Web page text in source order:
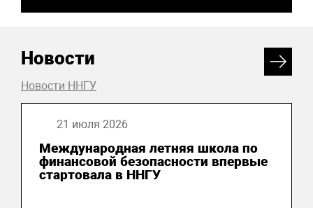
Новости
Новости ННГУ
21 июля 2026
Международная летняя школа по
финансовой безопасности впервые
стартовала в ННГУ